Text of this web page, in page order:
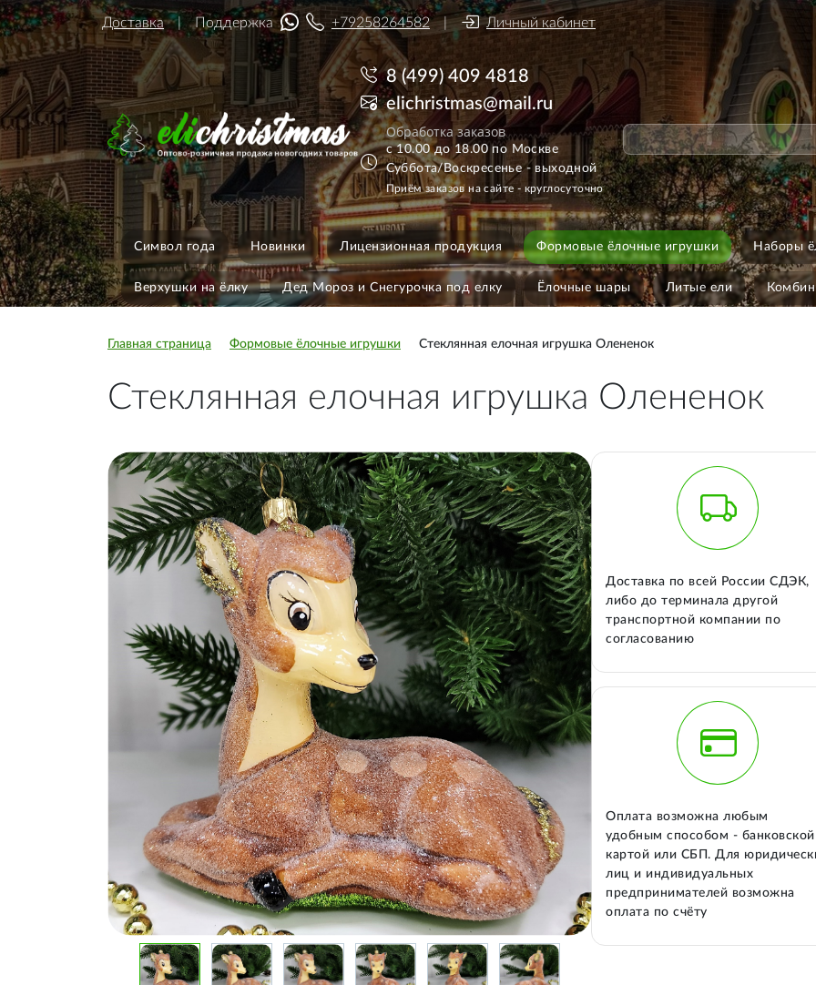
Доставка Поддержка +79258264582 Личный кабинет
8 (499) 409 4818
elichristmas@mail.ru
Обработка заказов
с 10.00 до 18.00 по Москве
Суббота/Воскресенье - выходной
Приём заказов на сайте - круглосуточно
Символ года Новинки Лицензионная продукция Формовые ёлочные игрушки Наборы
Верхушки на ёлку Дед Мороз и Снегурочка под елку Ёлочные шары Литые ели
Главная страница Формовые ёлочные игрушки Стеклянная елочная игрушка Олененок
Стеклянная елочная игрушка Олененок
Доставка по всей России СДЭК,
либо до терминала другой
транспортной компании по
согласованию
Оплата возможна любым
удобным способом - банковской
картой или СБП. Для
лиц и индивидуальных
предпринимателей возможна
оплата по счёту